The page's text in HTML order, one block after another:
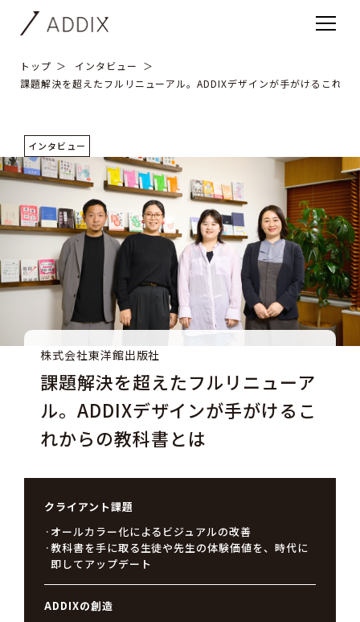
トップ
インタビュー
課題解決を超えたフルリニューアル。ADDIXデザインが手がけるこれか
インタビュー
株式会社東洋館出版社
課題解決を超えたフルリニューア
ル。ADDIXデザインが手がけるこ
れからの教科書とは
クライアント課題
オールカラー化によるビジュアルの改善
教科書を手に取る生徒や先生の体験価値を、時代に
即してアップデート
ADDIXの創造